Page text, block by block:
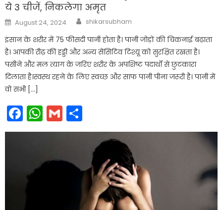
ये 3 चीजें, निकलेगा अमृत
Posted
on
August 24, 2024 Author
shikarsubham
इंसान के शरीर में 75 फीसदी पानी होता है। पानी जोड़ों की चिकनाई बढ़ाता
है। आपकी रीढ़ की हड्डी और अन्य सेंसिटिव टिश्यू को सुरक्षित रखता है।
पसीने और मल त्याग के जरिए शरीर के अपशिष्ट पदार्थों से छुटकारा
दिलाता है।स्वस्थ रहने के लिए स्वच्छ और साफ पानी पीना जरूरी है। पानी में
वो सभी […]
Facebook
WhatsApp
Gmail